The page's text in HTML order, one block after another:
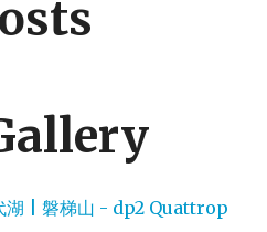
湖 | 磐梯山 - dp2 Quattrop